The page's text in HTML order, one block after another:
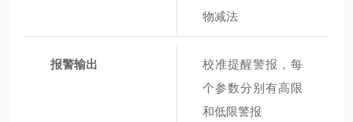
物减法
报警输出
校准提醒警报，每
个参数分别有高限
和低限警报